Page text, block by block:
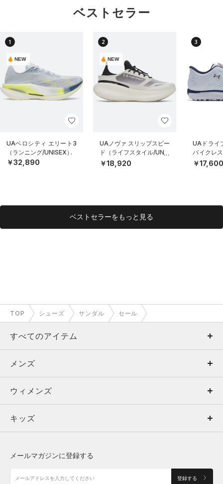
ベストセラー
1
NEW
UAベロシティ エリート3
（ランニング/UNISEX）
￥32,890
2
NEW
UAノヴァ スリップスピー
ド（ライフスタイル/UNIS
EX）
￥18,920
3
UAドライ
パイクレ
MEN）
￥
ベストセラーをもっと見る
TOP シューズ サンダル セール
すべてのアイテム
メンズ
ウィメンズ
キッズ
アクセサリー
メンズ
トップス
ボトムス
アクセサリー
ウィメンズ
トップス
シューズ
キッズ
メールマガジンに登録する
登録する